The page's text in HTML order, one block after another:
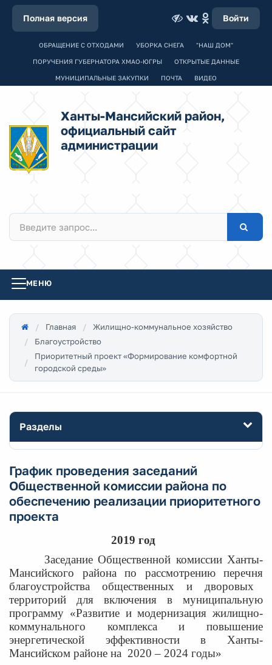
Полная версия Войти
ОБРАЩЕНИЕ С ОТХОДАМИ УБОРКА СНЕГА "НАШ ДОМ"
ПОРУЧЕНИЯ ГУБЕРНАТОРА ХМАО-ЮГРЫ ОТКРЫТЫЕ ДАННЫЕ
МУНИЦИПАЛЬНЫЕ ЗАКУПКИ ПОЧТА ВИДЕО
Ханты-Мансийский район,
официальный сайт
администрации
МЕНЮ
Главная
Жилищно-коммунальное хозяйство
Благоустройство
Приоритетный проект «Формирование комфортной
городской среды»
Разделы
График проведения заседаний
Общественной комиссии района по
обеспечению реализации приоритетного
проекта
2019 год
Заседание Общественной комиссии Ханты-
Мансийского района по рассмотрению перечня
благоустройства общественных и дворовых
территорий
для включения в муниципальную
программу «Развитие и модернизация жилищно-
коммунального комплекса и повышение
энергетической эффективности в Ханты-
Мансийском районе на 2020 – 2024 годы»